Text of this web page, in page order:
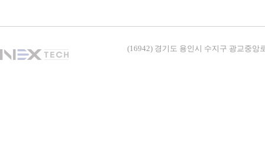
(16942) 경기도 용인시 수지구 광교중앙